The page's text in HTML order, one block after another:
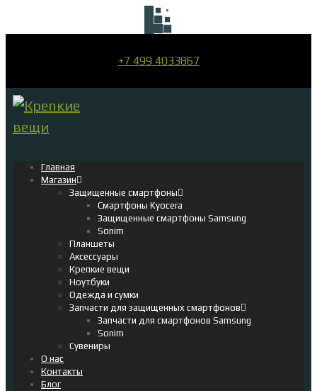
+7 499 4033867
Главная
Магазин
Защищенные смартфоны
Смартфоны Kyocera
Защищенные смартфоны Samsung
Sonim
Планшеты
Аксессуары
Крепкие вещи
Ноутбуки
Одежда и сумки
Запчасти для защищенных смартфонов
Запчасти для смартфонов Samsung
Sonim
Сувениры
О нас
Контакты
Блог